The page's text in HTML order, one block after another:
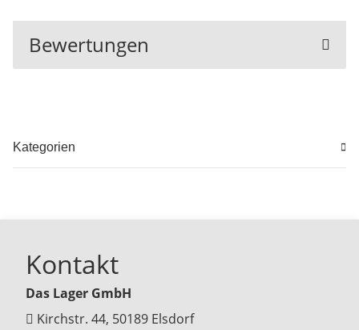
Bewertungen
Kategorien
Kontakt
Das Lager GmbH
Kirchstr. 44, 50189 Elsdorf